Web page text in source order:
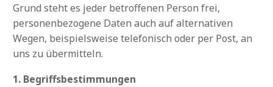
Grund steht es jeder betroffenen Person frei,
personenbezogene Daten auch auf alternativen
Wegen, beispielsweise telefonisch oder per Post, an
uns zu übermitteln.
1. Begriffsbestimmungen